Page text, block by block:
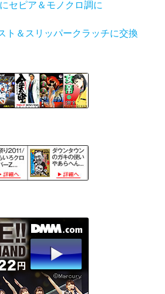
セピア＆モノクロ調に
ト＆スリッパークラッチに交換